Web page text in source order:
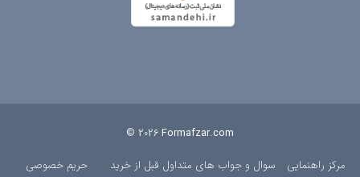
© 2026 Formafzar.com
مرکز راهنمایی سوال و جواب های متداول قبل از خرید حریم خصوصی